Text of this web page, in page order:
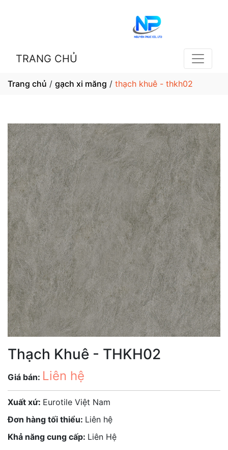
TRANG CHỦ
Trang chủ / gạch xi măng / thạch khuê - thkh02
Thạch Khuê - THKH02
Giá bán: Liên hệ
Xuất xứ: Eurotile Việt Nam
Đơn hàng tối thiểu: Liên hệ
Khả năng cung cấp: Liên Hệ